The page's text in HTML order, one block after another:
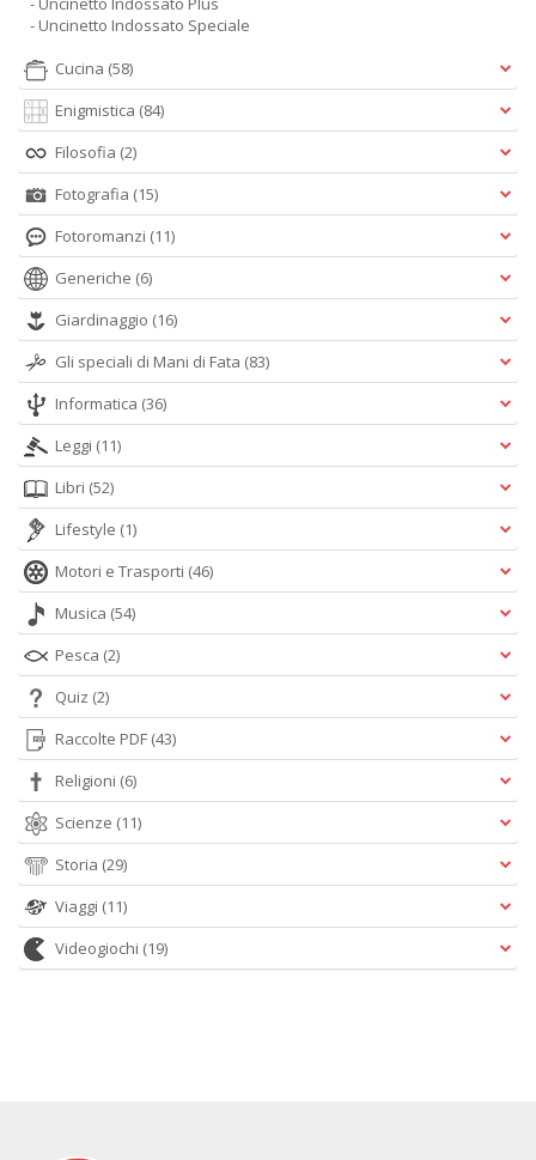
- Uncinetto Indossato Speciale
Cucina (58)
Enigmistica (84)
Filosofia (2)
Fotografia (15)
Fotoromanzi (11)
Generiche (6)
Giardinaggio (16)
Gli speciali di Mani di Fata (83)
Informatica (36)
Leggi (11)
Libri (52)
Lifestyle (1)
Motori e Trasporti (46)
Musica (54)
Pesca (2)
Quiz (2)
Raccolte PDF (43)
Religioni (6)
Scienze (11)
Storia (29)
Viaggi (11)
Videogiochi (19)